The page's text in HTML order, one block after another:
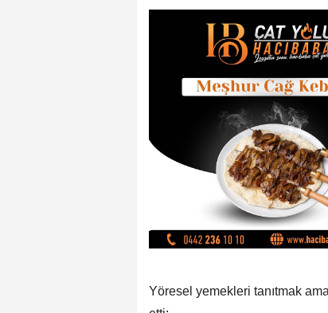
Yöresel yemekleri tanıtmak